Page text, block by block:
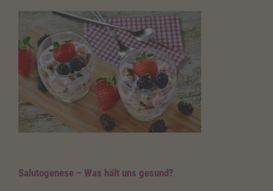
Salutogenese – Was hält uns gesund?